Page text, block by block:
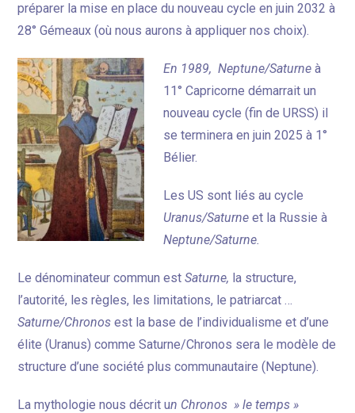
préparer la mise en place du nouveau cycle en juin 2032 à
28° Gémeaux (où nous aurons à appliquer nos choix).
En 1989, Neptune/Saturne à
11° Capricorne démarrait un
nouveau cycle (fin de URSS) il
se terminera en juin 2025 à 1°
Bélier.
Les US sont liés au cycle
Uranus/Saturne et la Russie à
Neptune/Saturne.
Le dénominateur commun estSaturne, la structure,
l’autorité, les règles, les limitations, le patriarcat …
Saturne/Chronos est la base de l’individualisme et d’une
élite (Uranus) comme Saturne/Chronos sera le modèle de
structure d’une société plus communautaire (Neptune).
La mythologie nous décrit un Chronos » le temps »